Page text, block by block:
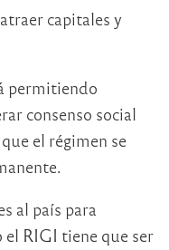
capitales y
permitiendo
consenso social
el régimen se
al país para
el RIGI tiene que ser